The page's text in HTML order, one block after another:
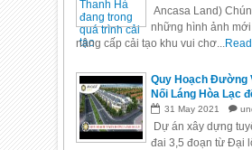
Ancasa Land)
những hình ảnh
nâng cấp cải tạo khu vui chơ...
Quy Hoạch Đường
Nối Láng Hòa Lạc
31 May 2021
Dự án xây dựng
đai 3,5 đoạn từ Đại